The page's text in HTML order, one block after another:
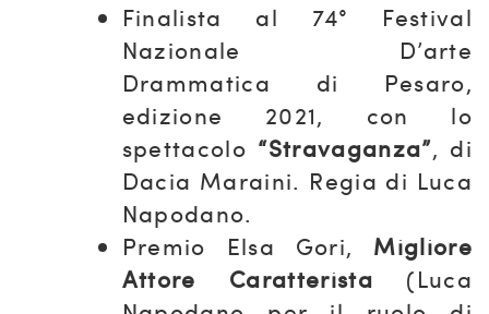
Finalista al 74° Festival
Nazionale D’arte
Drammatica di Pesaro,
edizione 2021, con lo
spettacolo “Stravaganza”, di
Dacia Maraini. Regia di Luca
Napodano.
Premio Elsa Gori, Migliore
Attore Caratterista (Luca